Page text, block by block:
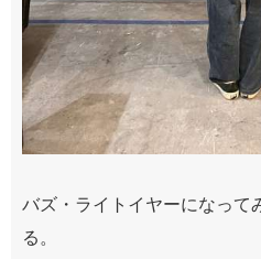
バズ・ライトイヤーになって
る。